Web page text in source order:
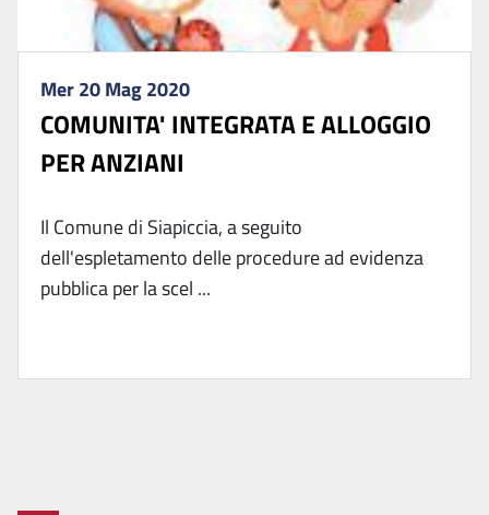
Mer 20 Mag 2020
COMUNITA' INTEGRATA E ALLOGGIO
PER ANZIANI
Il Comune di Siapiccia, a seguito
dell'espletamento delle procedure ad evidenza
pubblica per la scel ...